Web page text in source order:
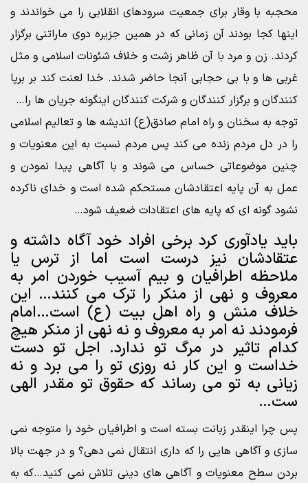
محجبه با وقار برای جمعیت سرودهای انقلابی را می خواندند و
اینها کجا بودند آن زمانی که در همین جزیره دوی ماراتنی برگزار
کردند. زن و مرد با آن ظاهر زشت و خلاف شئونات اسلامی و مثل
غربی ها و با بی حجابی آنجا حاضر شدند. خدا لعنت کند بر برپا
کنندگان و برگزار کنندگان و شرکت کنندگان اینگونه جریان ها را…
توجه به سخنان و راه امام صادق(ع) اندیشه ها و تعالیم اسلامی
را در دل مردم زنده می کند پس مردم نسبت به این معنویات و
چنین موضوعاتی حساس می شوند و با آگاهی پیدا نمودن و
عمل به آن پایه اعتقادشان مستحکم شده است و خدای ناکرده
نشود گونه ای که پایه های اعتقادات ضعیف شود…
باید یادآوری کرد برخی افراد خود آگاه داشته و
عتقادشان نیز درست است اما از ترس یا
ملاحظه اطرافیان و بیم آسیب خوردن امر به
معروف و نهی از منکر را ترک می کنند… این
خلاف منش و راه اهل بیت (ع) است…امام
فرمودند نه امر به معروف و نه نهی از منکر هیچ
کدام تاثیر در مرگ تو ندارد. اجل تو دست
خداست و این کار نه روزی تو را می برد و نه
زیانی به تو می رساند که حقوق تو مقدر الهی
ست…
پس چرا اینقدر زبانت بسته است و اطرافیان خود را متوجه نمی
سازی و آگاهی هایی را که داری انتقال نمی دهی؟ و در جهت بالا
بردن سطح معنویات و آگاهی های دینی تلاش نمی کنید…که به